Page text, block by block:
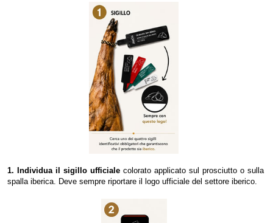
1. Individua il sigillo ufficialecolorato applicato sul prosciutto o sulla
spalla iberica. Deve sempre riportare il logo ufficiale del settore iberico.